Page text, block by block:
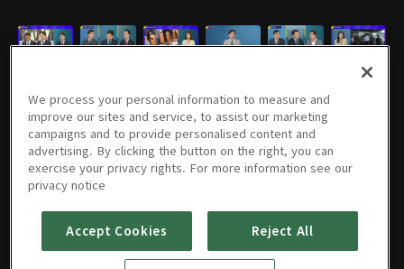
58분
1925회 •
1924회 •
58분
1923회 •
58분
1922회 •
1921회 •
1920회 •
1919회 •
We process your personal information to measure and
improve our sites and service, to assist our marketing
campaigns and to provide personalised content and
advertising. By clicking the button on the right, you can
exercise your privacy rights. For more information see our
privacy notice
Accept Cookies Reject All